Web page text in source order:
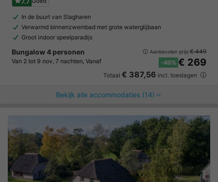
In de buurt van Slagharen
Verwarmd binnenzwembad met grote waterglijbaan
Groot indoor speelparadijs
Bungalow 4 personen
Van 2 tot 9 nov, 7 nachten, Vanaf
Aanbevolen prijs:€ 449
-40% € 269
Totaal € 387,56 incl. toeslagen
Bekijk alle accommodaties (14)